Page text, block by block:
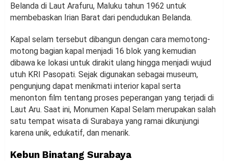
Belanda di Laut Arafuru, Maluku tahun 1962 untuk
membebaskan Irian Barat dari pendudukan Belanda.
Kapal selam tersebut dibangun dengan cara memotong-
motong bagian kapal menjadi 16 blok yang kemudian
dibawa ke lokasi untuk dirakit ulang hingga menjadi wujud
utuh KRI Pasopati. Sejak digunakan sebagai museum,
pengunjung dapat menikmati interior kapal serta
menonton film tentang proses peperangan yang terjadi di
Laut Aru. Saat ini, Monumen Kapal Selam merupakan salah
satu tempat wisata di Surabaya yang ramai dikunjungi
karena unik, edukatif, dan menarik.
Kebun Binatang Surabaya